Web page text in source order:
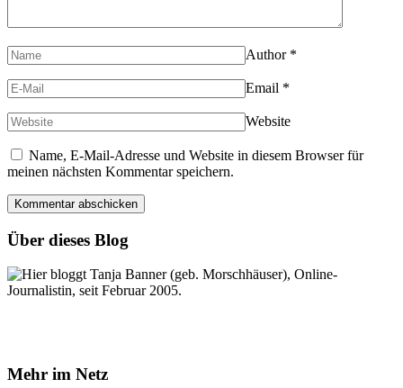
Author *
Email *
Website
Name, E-Mail-Adresse und Website in diesem Browser für
meinen nächsten Kommentar speichern.
Über dieses Blog
Hier bloggt Tanja Banner (geb. Morschhäuser), Online-
Journalistin, seit Februar 2005.
Mehr im Netz